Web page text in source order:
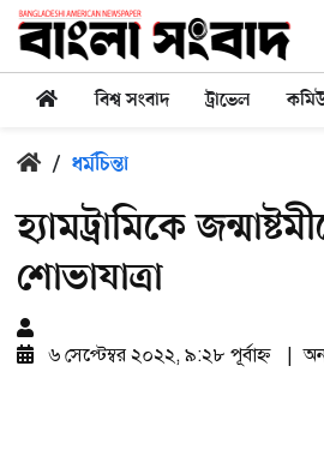
বিশ্ব সংবাদ ট্রাভেল
/ ধর্মচিন্তা
হ্যামট্রামিকে
শোভাযাত্রা
৬ সেপ্টেম্বর ২০২২, ৯:২৮ পূর্বাহ্ন